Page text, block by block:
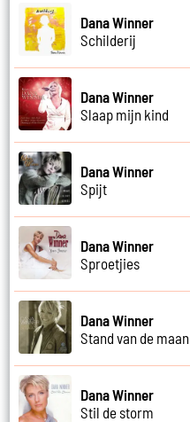
Dana Winner
Schilderij
Dana Winner
Slaap mijn kind
Dana Winner
Spijt
Dana Winner
Sproetjies
Dana Winner
Stand van de maan
Dana Winner
Stil de storm